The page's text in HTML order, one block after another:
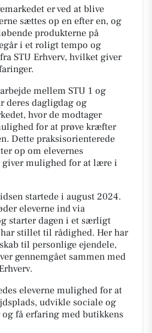
er ved at blive
sættes op en efter en, og
produkterne på
i et roligt tempo og
STU Erhverv, hvilket giver
mellem STU 1 og
deres dagligdag og
hvor de modtager
for at prøve kræfter
Dette praksisorienterede
op om elevernes
mulighed for at lære i
startede i august 2024.
eleverne ind via
starter dagen i et særligt
stillet til rådighed. Her har
til personlige ejendele,
gennemgået sammen med
eleverne mulighed for at
udvikle sociale og
få erfaring med butikkens